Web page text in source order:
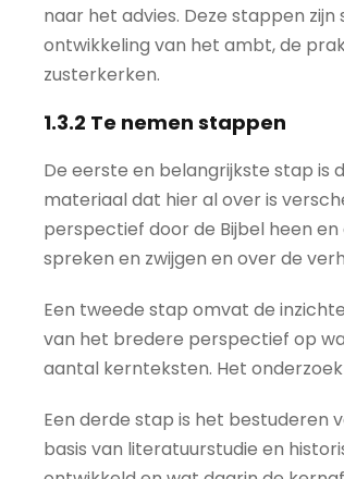
naar het advies. Deze stappen
ontwikkeling van het ambt, de
zusterkerken.
1.3.2 Te nemen stappen
De eerste en belangrijkste stap is
materiaal dat hier al over is
perspectief door de Bijbel heen
spreken en zwijgen en over de
Een tweede stap omvat de
van het bredere perspectief op
aantal kernteksten. Het
Een derde stap is het bestuderen
basis van literatuurstudie en